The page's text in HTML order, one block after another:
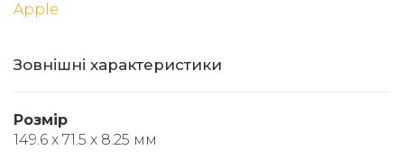
Apple
Зовнішні характеристики
Розмір
149.6 x 71.5 x 8.25 мм